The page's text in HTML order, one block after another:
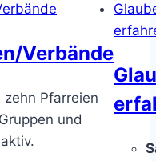
Verbände
zehn Pfarreien
und